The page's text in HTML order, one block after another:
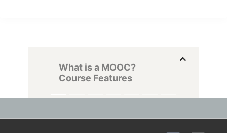
What is a MOOC?
Course Features